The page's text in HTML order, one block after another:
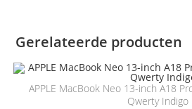
Gerelateerde producten
APPLE MacBook Neo 13-inch A18
Qwerty Indigo